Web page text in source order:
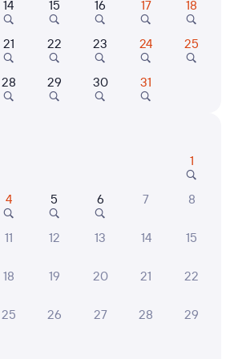
за вас
мест
Туту о поездах
актуальные отзывы и не удаляем
• Поезд 094Я
, в вагоне было очень
14 15 16 17 18
21 22 23 24 25
28 29 30 31
1
4 5 6 7 8
11 12 13 14 15
18 19 20 21 22
25 26 27 28 29